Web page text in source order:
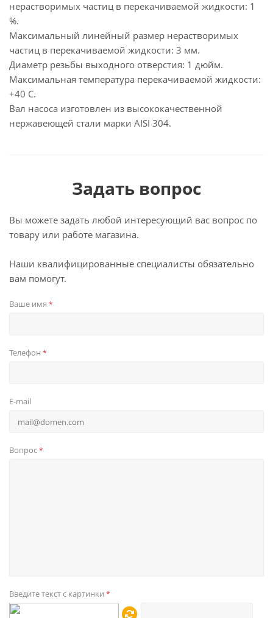
нерастворимых частиц в перекачиваемой жидкости: 1
%.
Максимальный линейный размер нерастворимых
частиц в перекачиваемой жидкости: 3 мм.
Диаметр резьбы выходного отверстия: 1 дюйм.
Максимальная температура перекачиваемой жидкости:
+40 С.
Вал насоса изготовлен из высококачественной
нержавеющей стали марки AISI 304.
Задать вопрос
Вы можете задать любой интересующий вас вопрос по
товару или работе магазина.
Наши квалифицированные специалисты обязательно
вам помогут.
Ваше имя *
Телефон *
E-mail
Вопрос*
Введите текст с картинки *